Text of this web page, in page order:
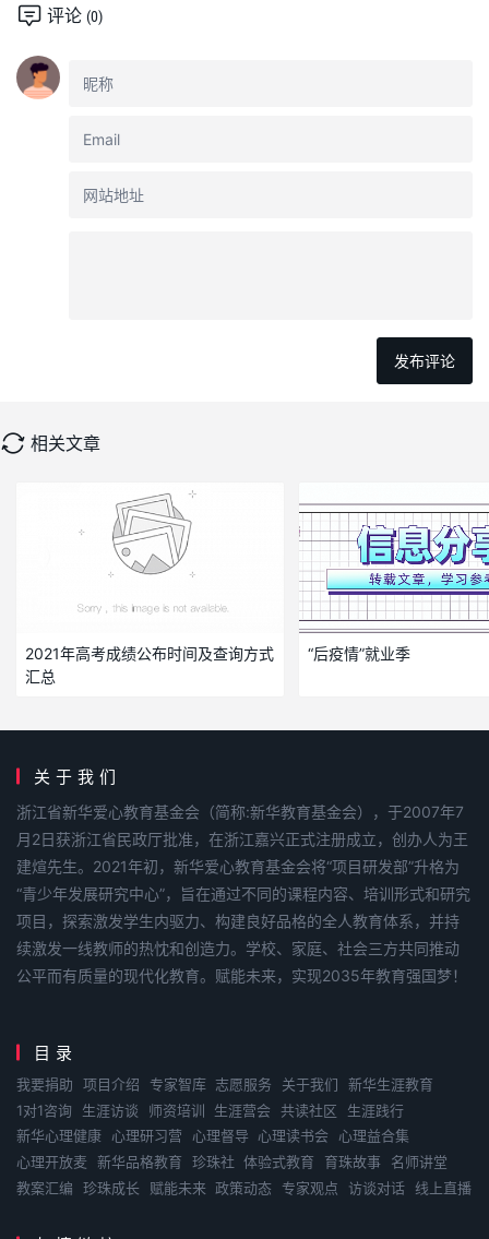
评论 (0)
相关文章
2021年高考成绩公布时间及查询方式
汇总
“后疫情”就业季
关于我们
浙江省新华爱心教育基金会（简称:新华教育基金会），于2007年7
月2日获浙江省民政厅批准，在浙江嘉兴正式注册成立，创办人为王
建煊先生。2021年初，新华爱心教育基金会将“项目研发部”升格为
“青少年发展研究中心”，旨在通过不同的课程内容、培训形式和研究
项目，探索激发学生内驱力、构建良好品格的全人教育体系，并持
续激发一线教师的热忱和创造力。学校、家庭、社会三方共同推动
公平而有质量的现代化教育。赋能未来，实现2035年教育强国梦！
目录
我要捐助 项目介绍 专家智库 志愿服务 关于我们
新华生涯教育
1对1咨询
生涯访谈 师资培训 生涯营会 共读社区
生涯践行
新华心理健康 心理研习营 心理督导 心理读书会
心理益合集
心理开放麦
新华品格教育 珍珠社 体验式教育 育珠故事
名师讲堂
教案汇编
珍珠成长 赋能未来 政策动态 专家观点 访谈对话 线上直播